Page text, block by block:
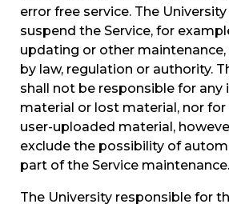
error free service. The
suspend the Service, for
updating or other maintenance,
by law, regulation or authority.
shall not be responsible for any
material or lost material, nor
user-uploaded material,
exclude the possibility of
part of the Service maintenance.
The University responsible for